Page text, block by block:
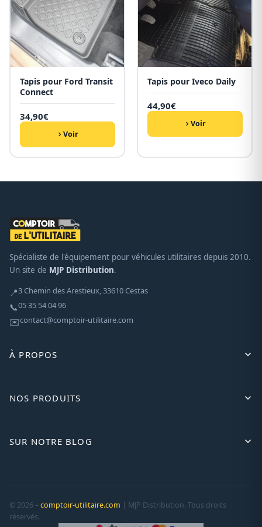
Tapis pour Ford Transit
Connect
34,90€
Voir
Tapis pour Iveco Daily
44,90€
Voir
Spécialiste de l'équipement pour véhicules utilitaires depuis 2010.
Un site de MJP Distribution.
📍3 Chemin des Arestieux, 33610 Cestas
📞05 35 54 04 96
✉️contact@comptoir-utilitaire.com
À PROPOS
NOS PRODUITS
SUR NOTRE BLOG
© 2026 –comptoir-utilitaire.com | MJP Distribution. Tous droits
réservés.